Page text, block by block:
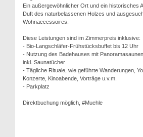
Ein außergewöhnlicher Ort und ein historisches
Duft des naturbelassenen Holzes und
Wohnaccessoires.
Diese Leistungen sind im Zimmerpreis inklusive:
- Bio-Langschläfer-Frühstücksbuffet bis 12 Uhr
- Nutzung des Badehauses mit
inkl. Saunatücher
- Tägliche Rituale, wie geführte Wanderungen,
Konzerte, Kinoabende, Vorträge u.v.m.
- Parkplatz
Direktbuchung möglich, #Muehle